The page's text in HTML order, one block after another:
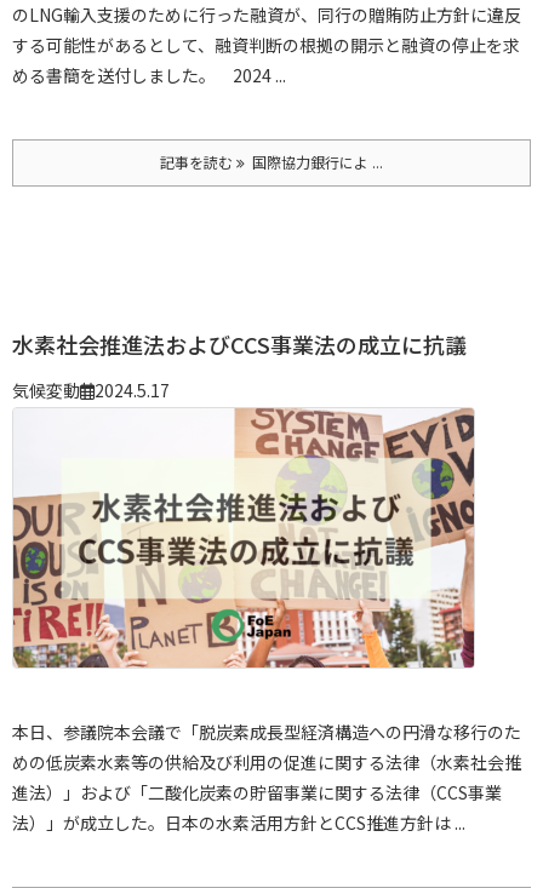
のLNG輸入支援のために行った融資が、同行の贈賄防止方針に違反
する可能性があるとして、融資判断の根拠の開示と融資の停止を求
める書簡を送付しました。
2024 ...
記事を読む 国際協力銀行によ ...
水素社会推進法およびCCS事業法の成立に抗議
気候変動 2024.5.17
本日、参議院本会議で「脱炭素成長型経済構造への円滑な移行のた
めの低炭素水素等の供給及び利用の促進に関する法律（水素社会推
進法）」および「二酸化炭素の貯留事業に関する法律（CCS事業
法）」が成立した。日本の水素活用方針とCCS推進方針は ...